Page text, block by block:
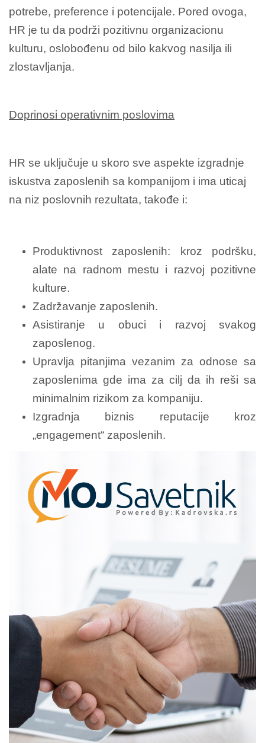
potrebe, preference i potencijale. Pored ovoga,
HR je tu da podrži pozitivnu organizacionu
kulturu, oslobođenu od bilo kakvog nasilja ili
zlostavljanja.
Doprinosi operativnim poslovima
HR se uključuje u skoro sve aspekte izgradnje
iskustva zaposlenih sa kompanijom i ima uticaj
na niz poslovnih rezultata, takođe i:
Produktivnost zaposlenih: kroz podršku,
alate na radnom mestu i razvoj pozitivne
kulture.
Zadržavanje zaposlenih.
Asistiranje u obuci i razvoj svakog
zaposlenog.
Upravlja pitanjima vezanim za odnose sa
zaposlenima gde ima za cilj da ih reši sa
minimalnim rizikom za kompaniju.
Izgradnja biznis reputacije kroz
„engagement“ zaposlenih.